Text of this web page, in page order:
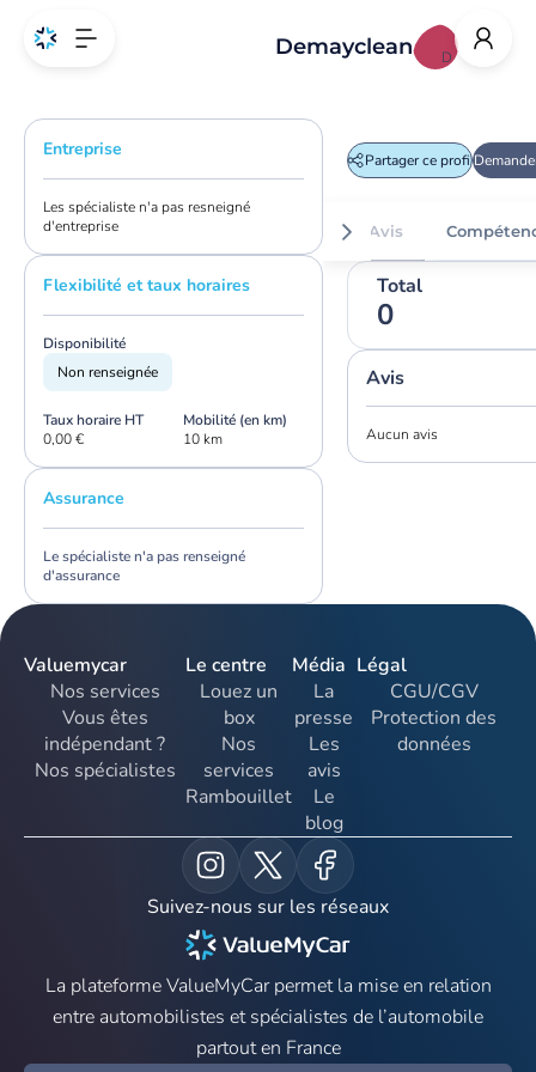
Entreprise
Les spécialiste n'a pas resneigné
d'entreprise
Flexibilité et taux horaires
Disponibilité
Non renseignée
Taux horaire HT
0,00 €
Mobilité (en km)
10 km
Assurance
Le spécialiste n'a pas renseigné
d'assurance
D
Demayclean
Partager ce profil
Avis
Total
0
Avis
Aucun avis
Valuemycar
Nos services
Vous êtes
indépendant ?
Nos spécialistes
Le centre
Louez un
box
Nos
services
Rambouillet
Média
La
presse
Les
avis
Le
blog
Légal
CGU/CGV
Protection des
données
Suivez-nous sur les réseaux
La plateforme ValueMyCar permet la mise en relation
entre automobilistes et spécialistes de l’automobile
partout en France